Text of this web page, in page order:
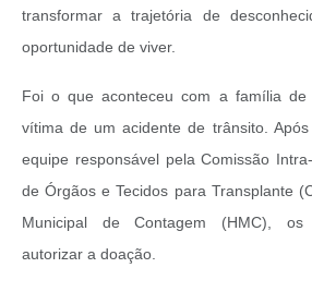
transformar a trajetória de
oportunidade de viver.
Foi o que aconteceu com a família de
vítima de um acidente de trânsito.
equipe responsável pela Comissão
de Órgãos e Tecidos para Transplante
Municipal de Contagem (HMC), os
autorizar a doação.